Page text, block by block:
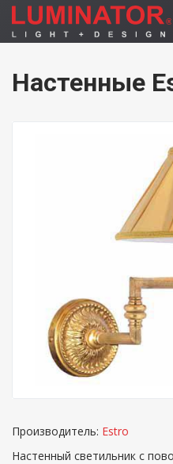
Настенные
Производитель: Estro
Настенный светильник c